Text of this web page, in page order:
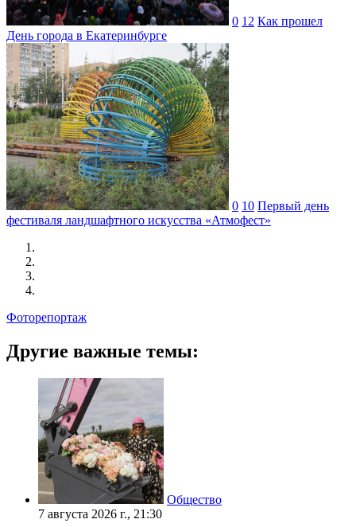
0 12 Как прошел
День города в Екатеринбурге
0 10 Первый день
фестиваля ландшафтного искусства «Атмофест»
Фоторепортаж
Другие важные темы:
Общество
7 августа 2026 г., 21:30